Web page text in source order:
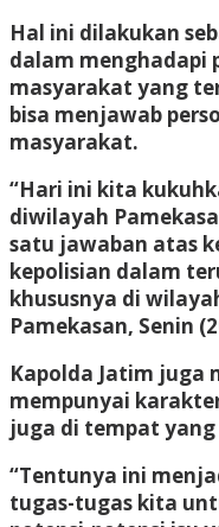
Hal ini dilakukan
dalam menghadapi
masyarakat yang
bisa menjawab
masyarakat.
“Hari ini kita
diwilayah
satu jawaban atas
kepolisian dalam
khususnya di
Pamekasan, Senin
Kapolda Jatim juga
mempunyai
juga di tempat
“Tentunya ini
tugas-tugas kita